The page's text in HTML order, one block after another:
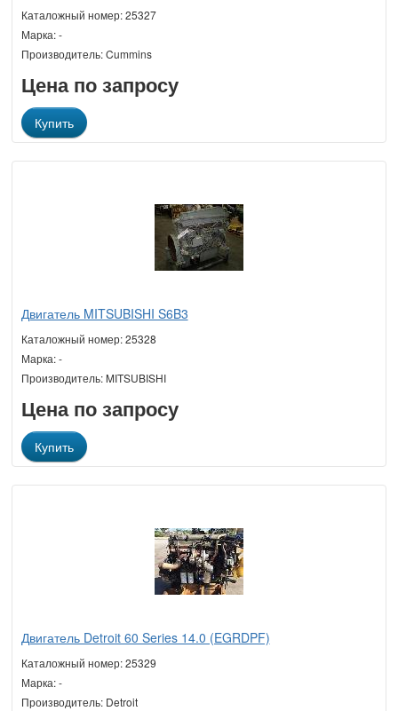
Каталожный номер: 25327
Марка: -
Производитель: Cummins
Цена по запросу
Купить
Двигатель MITSUBISHI S6B3
Каталожный номер: 25328
Марка: -
Производитель: MITSUBISHI
Цена по запросу
Купить
Двигатель Detroit 60 Series 14.0 (EGRDPF)
Каталожный номер: 25329
Марка: -
Производитель: Detroit